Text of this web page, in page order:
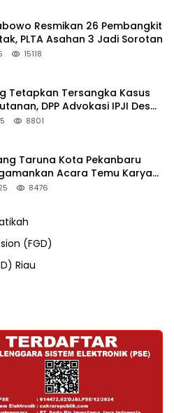
Resmikan 26 Pembangkit
PLTA Asahan 3 Jadi Sorotan
15118
Tetapkan Tersangka Kasus
DPP Advokasi IPJI Desak
RAPP
8801
Taruna Kota Pekanbaru
Acara Temu Karya
Pekanbaru
8476
(FGD)
Riau